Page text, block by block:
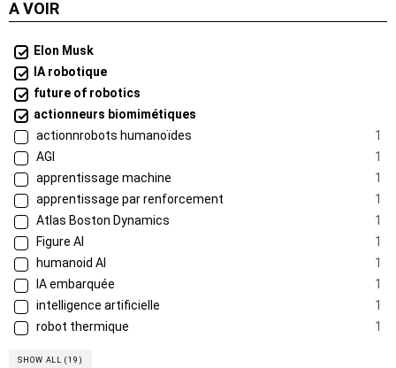
A VOIR
Elon Musk
IA robotique
future of robotics
actionneurs biomimétiques
actionnrobots humanoïdes
1
AGI
1
apprentissage machine
1
apprentissage par renforcement
1
Atlas Boston Dynamics
1
Figure AI
1
humanoid AI
1
IA embarquée
1
intelligence artificielle
1
robot thermique
1
SHOW ALL (19)